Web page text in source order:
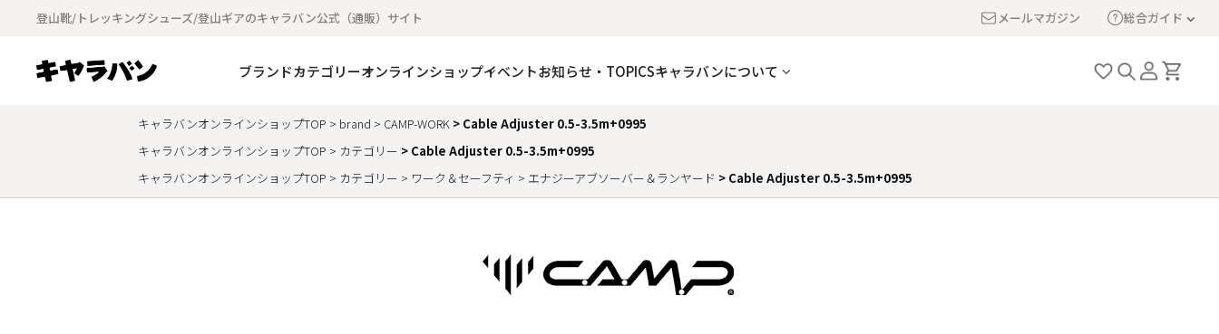
登山靴/トレッキングシューズ/登山ギアのキャラバン公式（通販）サイト メールマガジン 総合ガイド
ブランドカテゴリーオンラインショップイベントお知らせ・TOPICSキャラバンについて
キャラバンオンラインショップTOP brand CAMP-WORK
Cable Adjuster 0.5-3.5m+0995
キャラバンオンラインショップTOP
カテゴリー
Cable Adjuster 0.5-3.5m+0995
キャラバンオンラインショップTOP
カテゴリー ワーク＆セーフティ エナジーアブソーバー＆ランヤード Cable Adjuster 0.5-3.5m+0995